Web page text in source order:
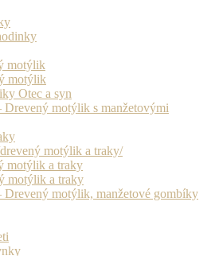
motýlik
motýlik
Otec a syn
Drevený motýlik s manžetovými
motýlik a traky/
motýlik a traky
motýlik a traky
Drevený motýlik, manžetové gombíky